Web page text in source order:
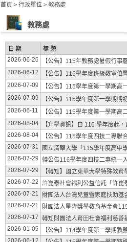
首頁 > 行政單位 > 教務處
教務處
日 期 標 題
2026-06-26
【公告】115年教務處暑假行事
2026-06-12
【公告】115學年度班級教室位
2026-07-09
【公告】115學年度第一學期高
2026-07-09
【公告】115學年度第一學期期
2026-06-11
【公告】115學年度第一學期高
2026-08-04
【升學資訊】自 116 學年度起
2026-08-04
【公告】115學年度四技二專聯
2026-07-31
國立清華大學「115學年度高中
2026-07-29 轉公告116學年度四技二專統一
2026-07-29
【轉知】國立東華大學特殊教育
2026-07-22 許崑泰社會福利公益信託「許崑
2026-07-21
財團法人台灣兒童暨家庭扶助基
2026-07-21
財團法人星隆獎學教育基金會
2026-07-17 轉知財團法人育田社會福利慈
2026-01-05
【公告】114學年度第二學期教
2026-06-12